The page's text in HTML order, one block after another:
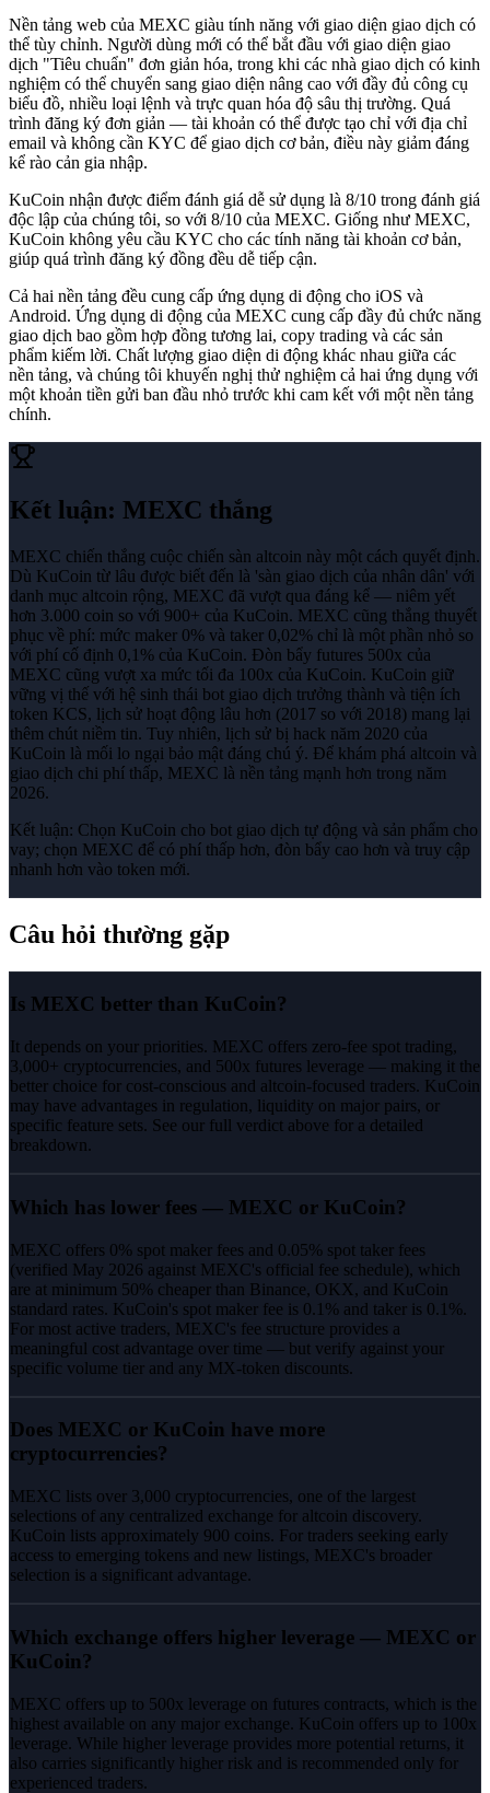
Nền tảng web của MEXC giàu tính năng với giao diện giao dịch có
thể tùy chỉnh. Người dùng mới có thể bắt đầu với giao diện giao
dịch "Tiêu chuẩn" đơn giản hóa, trong khi các nhà giao dịch có kinh
nghiệm có thể chuyển sang giao diện nâng cao với đầy đủ công cụ
biểu đồ, nhiều loại lệnh và trực quan hóa độ sâu thị trường. Quá
trình đăng ký đơn giản — tài khoản có thể được tạo chỉ với địa chỉ
email và không cần KYC để giao dịch cơ bản, điều này giảm đáng
kể rào cản gia nhập.
KuCoin nhận được điểm đánh giá dễ sử dụng là 8/10 trong đánh giá
độc lập của chúng tôi, so với 8/10 của MEXC. Giống như MEXC,
KuCoin không yêu cầu KYC cho các tính năng tài khoản cơ bản,
giúp quá trình đăng ký đồng đều dễ tiếp cận.
Cả hai nền tảng đều cung cấp ứng dụng di động cho iOS và
Android. Ứng dụng di động của MEXC cung cấp đầy đủ chức năng
giao dịch bao gồm hợp đồng tương lai, copy trading và các sản
phẩm kiếm lời. Chất lượng giao diện di động khác nhau giữa các
nền tảng, và chúng tôi khuyến nghị thử nghiệm cả hai ứng dụng với
một khoản tiền gửi ban đầu nhỏ trước khi cam kết với một nền tảng
chính.
Kết luận: MEXC thắng
MEXC chiến thắng cuộc chiến sàn altcoin này một cách quyết định.
Dù KuCoin từ lâu được biết đến là 'sàn giao dịch của nhân dân' với
danh mục altcoin rộng, MEXC đã vượt qua đáng kể — niêm yết
hơn 3.000 coin so với 900+ của KuCoin. MEXC cũng thắng thuyết
phục về phí: mức maker 0% và taker 0,02% chỉ là một phần nhỏ so
với phí cố định 0,1% của KuCoin. Đòn bẩy futures 500x của
MEXC cũng vượt xa mức tối đa 100x của KuCoin. KuCoin giữ
vững vị thế với hệ sinh thái bot giao dịch trưởng thành và tiện ích
token KCS, lịch sử hoạt động lâu hơn (2017 so với 2018) mang lại
thêm chút niềm tin. Tuy nhiên, lịch sử bị hack năm 2020 của
KuCoin là mối lo ngại bảo mật đáng chú ý. Để khám phá altcoin và
giao dịch chi phí thấp, MEXC là nền tảng mạnh hơn trong năm
2026.
Kết luận: Chọn KuCoin cho bot giao dịch tự động và sản phẩm cho
vay; chọn MEXC để có phí thấp hơn, đòn bẩy cao hơn và truy cập
nhanh hơn vào token mới.
Câu hỏi thường gặp
Is MEXC better than KuCoin?
It depends on your priorities. MEXC offers zero-fee spot trading,
3,000+ cryptocurrencies, and 500x futures leverage — making it the
better choice for cost-conscious and altcoin-focused traders. KuCoin
may have advantages in regulation, liquidity on major pairs, or
specific feature sets. See our full verdict above for a detailed
breakdown.
Which has lower fees — MEXC or KuCoin?
MEXC offers 0% spot maker fees and 0.05% spot taker fees
(verified May 2026 against MEXC's official fee schedule), which
are at minimum 50% cheaper than Binance, OKX, and KuCoin
standard rates. KuCoin's spot maker fee is 0.1% and taker is 0.1%.
For most active traders, MEXC's fee structure provides a
meaningful cost advantage over time — but verify against your
specific volume tier and any MX-token discounts.
Does MEXC or KuCoin have more
cryptocurrencies?
MEXC lists over 3,000 cryptocurrencies, one of the largest
selections of any centralized exchange for altcoin discovery.
KuCoin lists approximately 900 coins. For traders seeking early
access to emerging tokens and new listings, MEXC's broader
selection is a significant advantage.
Which exchange offers higher leverage — MEXC or
KuCoin?
MEXC offers up to 500x leverage on futures contracts, which is the
highest available on any major exchange. KuCoin offers up to 100x
leverage. While higher leverage provides more potential returns, it
also carries significantly higher risk and is recommended only for
experienced traders.